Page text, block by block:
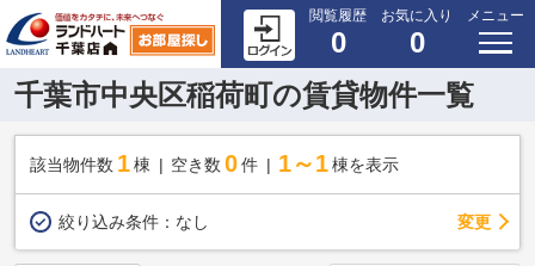
閲覧履歴
0
お気に入り
0
メニュー
千葉市中央区稲荷町の賃貸物件一覧
該当物件数 1棟 空き数 0 件 1～1 棟を表示
絞り込み条件： なし 変更